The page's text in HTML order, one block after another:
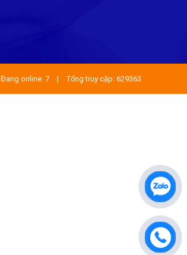
Đang online: 7 | Tổng truy cập: 629363